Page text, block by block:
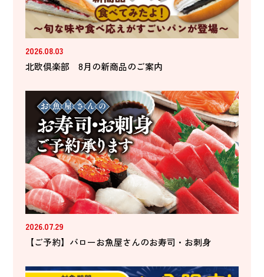
2026.08.03
北欧倶楽部 8月の新商品のご案内
2026.07.29
【ご予約】バローお魚屋さんのお寿司・お刺身